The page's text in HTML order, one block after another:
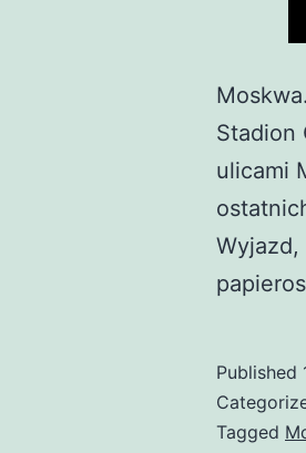
Stadion
ulicami
Wyjazd,
Published
Tagged